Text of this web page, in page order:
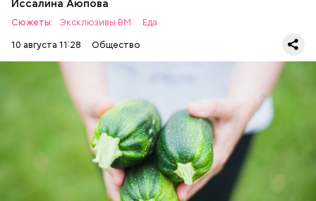
Иссалина Аюпова
Сюжеты: Эксклюзивы ВМ
Еда
10 августа 11:28
Общество
Что понадобится:
РЕЦЕПТЫ
Ингредиенты